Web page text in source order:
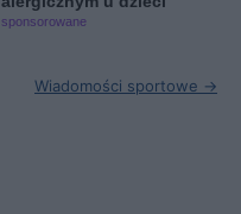
sponsorowane
Wiadomości sportowe →